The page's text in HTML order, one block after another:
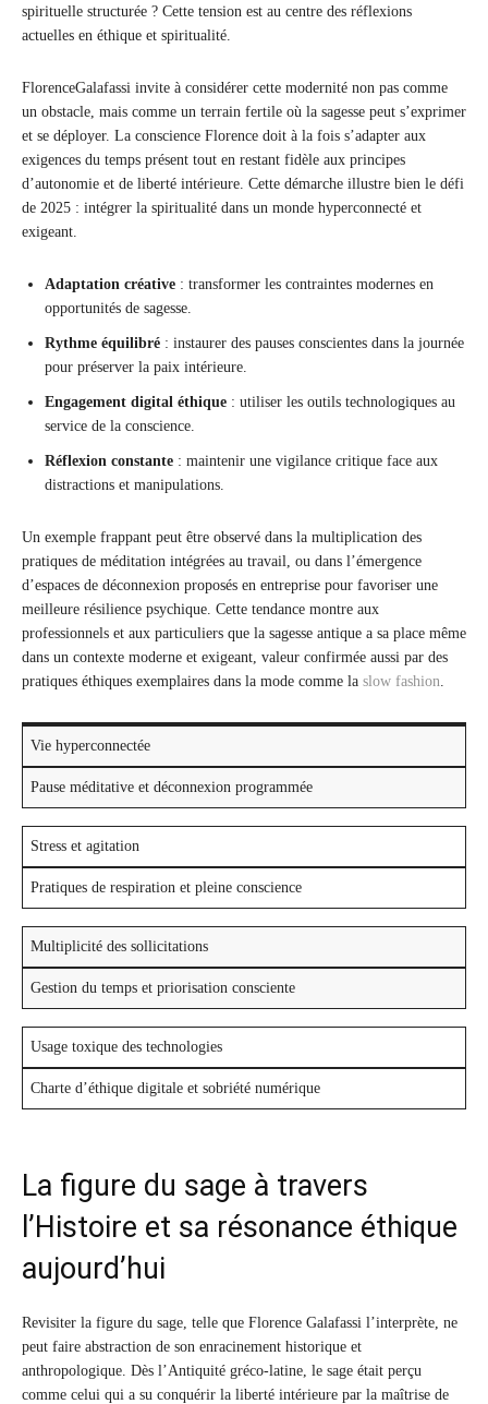
spirituelle structurée ? Cette tension est au centre des réflexions
actuelles en éthique et spiritualité.
FlorenceGalafassi invite à considérer cette modernité non pas comme
un obstacle, mais comme un terrain fertile où la sagesse peut s’exprimer
et se déployer. La conscience Florence doit à la fois s’adapter aux
exigences du temps présent tout en restant fidèle aux principes
d’autonomie et de liberté intérieure. Cette démarche illustre bien le défi
de 2025 : intégrer la spiritualité dans un monde hyperconnecté et
exigeant.
Adaptation créative : transformer les contraintes modernes en
opportunités de sagesse.
Rythme équilibré : instaurer des pauses conscientes dans la journée
pour préserver la paix intérieure.
Engagement digital éthique : utiliser les outils technologiques au
service de la conscience.
Réflexion constante : maintenir une vigilance critique face aux
distractions et manipulations.
Un exemple frappant peut être observé dans la multiplication des
pratiques de méditation intégrées au travail, ou dans l’émergence
d’espaces de déconnexion proposés en entreprise pour favoriser une
meilleure résilience psychique. Cette tendance montre aux
professionnels et aux particuliers que la sagesse antique a sa place même
dans un contexte moderne et exigeant, valeur confirmée aussi par des
pratiques éthiques exemplaires dans la mode comme la slow fashion.
Vie hyperconnectée
Pause méditative et déconnexion programmée
Stress et agitation
Pratiques de respiration et pleine conscience
Multiplicité des sollicitations
Gestion du temps et priorisation consciente
Usage toxique des technologies
Charte d’éthique digitale et sobriété numérique
La figure du sage à travers
l’Histoire et sa résonance éthique
aujourd’hui
Revisiter la figure du sage, telle que Florence Galafassi l’interprète, ne
peut faire abstraction de son enracinement historique et
anthropologique. Dès l’Antiquité gréco-latine, le sage était perçu
comme celui qui a su conquérir la liberté intérieure par la maîtrise de